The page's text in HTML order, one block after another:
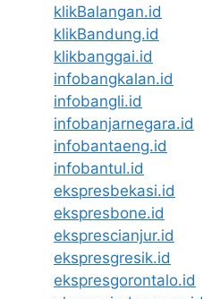
klikBalangan.id
klikBandung.id
klikbanggai.id
infobangkalan.id
infobangli.id
infobanjarnegara.id
infobantaeng.id
infobantul.id
ekspresbekasi.id
ekspresbone.id
eksprescianjur.id
ekspresgresik.id
ekspresgorontalo.id